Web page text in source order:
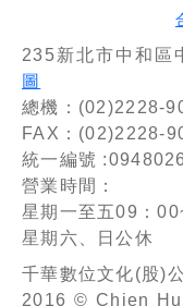
235新北市中和區
圖
總機：(02)2228-
FAX：(02)2228-
統一編號
營業時間：
星期一至五09：
星期六、日公休
千華數位文化(股)
2016 © Chien